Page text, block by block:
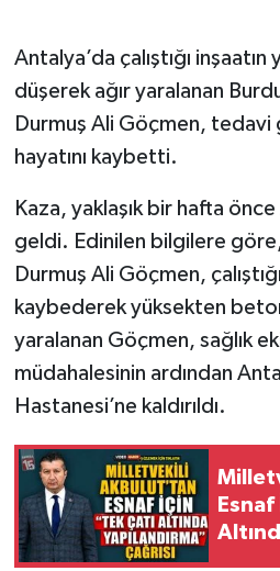
Antalya’da çalıştığı inşaatın
düşerek ağır yaralanan
Durmuş Ali Göçmen,
hayatını kaybetti.
Kaza, yaklaşık bir hafta
geldi. Edinilen bilgilere
Durmuş Ali Göçmen,
kaybederek yüksekten
yaralanan Göçmen, sağlık
müdahalesinin ardından
Hastanesi’ne kaldırıldı.
Esnaf